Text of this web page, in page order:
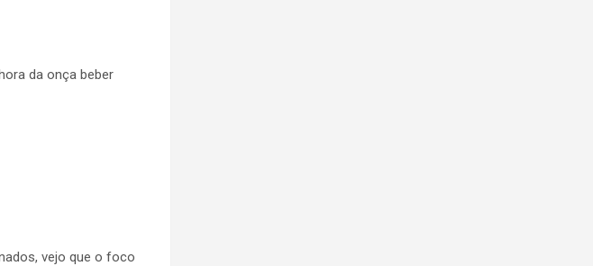
da onça beber
vejo que o foco